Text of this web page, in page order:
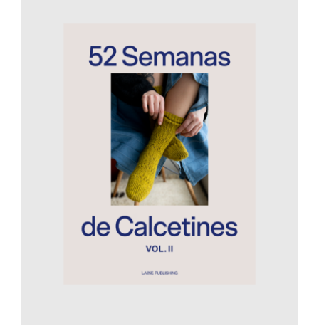
AÑADIR AL CARRITO